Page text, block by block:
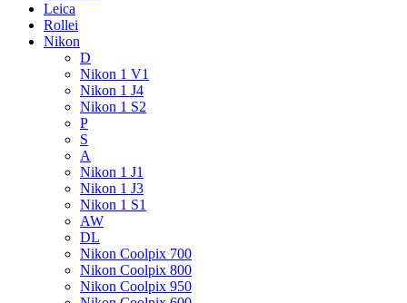
Leica
Rollei
Nikon
D
Nikon 1 V1
Nikon 1 J4
Nikon 1 S2
P
S
A
Nikon 1 J1
Nikon 1 J3
Nikon 1 S1
AW
DL
Nikon Coolpix 700
Nikon Coolpix 800
Nikon Coolpix 950